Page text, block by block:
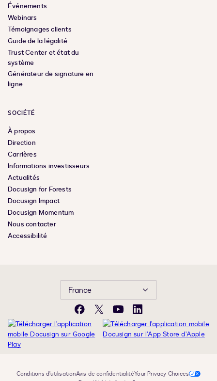
Événements
Webinars
Témoignages clients
Guide de la légalité
Trust Center et état du
système
Générateur de signature en
ligne
SOCIÉTÉ
À propos
Direction
Carrières
Informations investisseurs
Actualités
Docusign for Forests
Docusign Impact
Docusign Momentum
Nous contacter
Accessibilité
France
Facebook
X YouTubeLinkedIn
Conditions d’utilisationAvis de confidentialitéYour Privacy Choices